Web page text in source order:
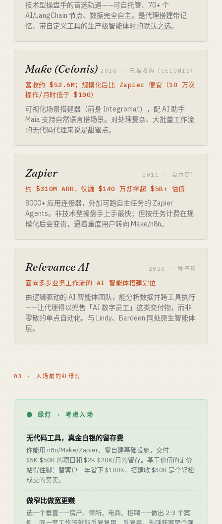
技术型操盘手的首选轨道——可自托管、70+ 个
AI/LangChain 节点、数据完全自主。是代理搭建带记
忆、带自定义工具的生产级智能体时的默认之选。
Make (Celonis) 2016 · 已被收购（CELONIS）
营收约 $52.6M；规模化后比 Zapier 便宜（10 万次
操作/月时低于 $100）
可视化场景搭建器（前身 Integromat），配 AI 助手
Maia 支持自然语言搭场景。对处理复杂、大批量工作流
的无代码代理来说是甜蜜点。
Zapier 2011 · 自力更生
约 $310M ARR，仅融 $140 万却撑起 $5B+ 估值
8000+ 应用连接器，外加可跑自主任务的 Zapier
Agents。非技术型操盘手上手最快；但按任务计费在规
模化后会变贵，逼着重度用户转向 Make/n8n。
Relevance AI 2020 · 种子轮
面向多步业务工作流的 AI 智能体搭建定位
由逻辑驱动的 AI 智能体团队，能分析数据并跨工具执行
——让代理得以兜售「AI 数字员工」这类交付物，而非
零散的单点自动化。与 Lindy、Bardeen 同处原生智能体
层。
03 · 入场前的红绿灯
🟢 绿灯 · 考虑入场
无代码工具，真金白银的留存费
你能用 n8n/Make/Zapier、零自建基础设施，交付
$5K-$50K 的项目和 $2K-$20K/月的留存。基于价值的定价
站得住脚：替客户一年省下 $100K，搭建收 $30K 是个轻松
成交的买卖。
做窄比做宽更赚
选一个垂直——房产、律所、电商、招聘——做出 2-3 个案